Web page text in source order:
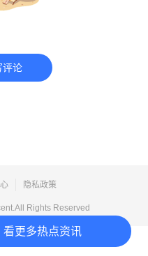
看更多热点资讯
评论
隐私政策
Rights Reserved